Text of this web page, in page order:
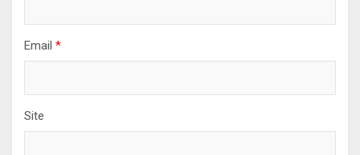
Email *
Site